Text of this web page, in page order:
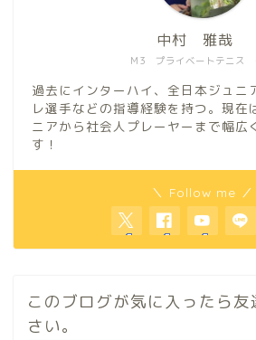
M3 プライベートテニス
中村 雅哉
過去にインターハイ、全日本ジュニ
レ選手などの指導経験を持つ。現在
ニアから社会人プレーヤーまで幅広
す！
＼ Follow me ／
このブログが気に入ったら
さい。